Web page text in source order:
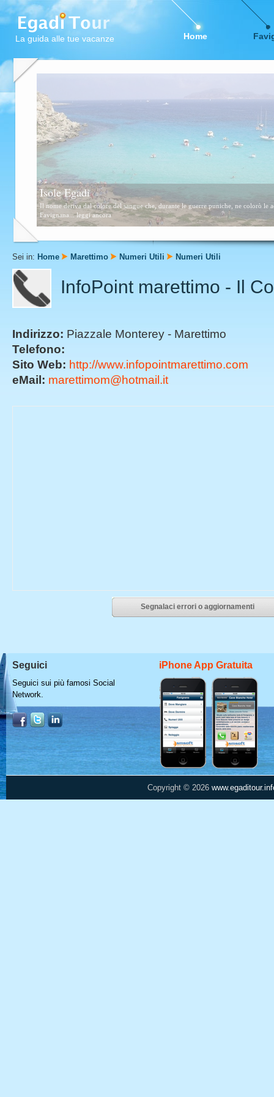
La guida alle tue vacanze Home
Favignana
Questa zona è formata da scogli e piccolissime calette sabbiose. Consigliata a
Sei in: Home Marettimo Numeri Utili Numeri Utili
InfoPoint marettimo - Il
Indirizzo: Piazzale Monterey - Marettimo
Telefono:
Sito Web: http://www.infopointmarettimo.com
eMail: marettimom@hotmail.it
Segnalaci errori o aggiornamenti
Seguici
Seguici sui più famosi Social
Network.
iPhone App Gratuita
Copyright © 2026